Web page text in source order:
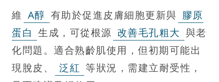
維 A醇 有助於促進皮膚細胞更新與 膠原
蛋白 生成，可從根源 改善毛孔粗大 與老
化問題。適合熟齡肌使用，但初期可能出
現脫皮、
泛紅 等狀況，需建立耐受性，